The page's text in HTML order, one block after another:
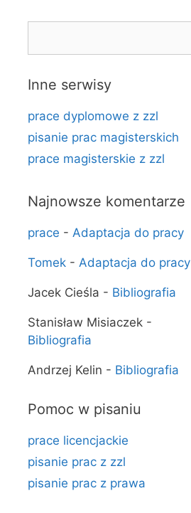
Inne serwisy
prace dyplomowe z zzl
pisanie prac magisterskich
prace magisterskie z zzl
Najnowsze komentarze
prace - Adaptacja do pracy
Tomek - Adaptacja do pracy
Jacek Cieśla - Bibliografia
Stanisław Misiaczek -
Bibliografia
Andrzej Kelin - Bibliografia
Pomoc w pisaniu
prace licencjackie
pisanie prac z zzl
pisanie prac z prawa